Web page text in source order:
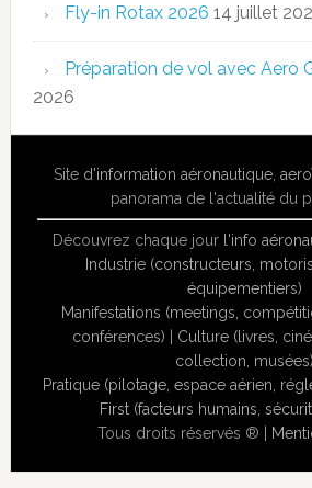
Fly-in Rotax 2026 14 juillet
Préparation de vol avec Aero
2026
Site d'information aéronautique ,
panorama de l'actualité du
Découvrez chaque jour l'info
Industrie (constructeurs,
équipementiers)
Manifestations (meetings,
conférences)
Culture (livres,
collection, musées)
Pratique (pilotage, espace aérien,
First (facteurs humains,
Tous droits réservés ® |